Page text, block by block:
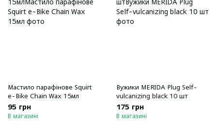
Мастило парафінове Squirt
e-Bike Chain Wax 15мл
95 грн
В магазині
Вужики MERIDA Plug Self-
vulcanizing black 10 шт
175 грн
В магазині